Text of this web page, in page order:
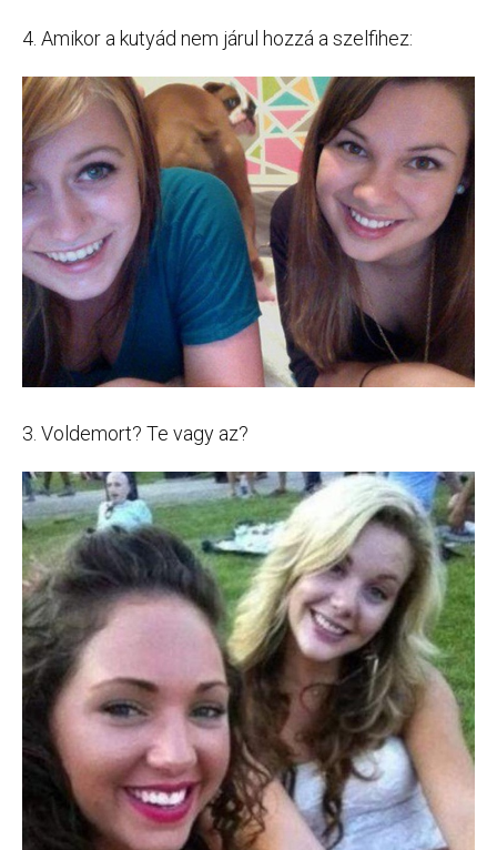
4. Amikor a kutyád nem járul hozzá a szelfihez:
3. Voldemort? Te vagy az?